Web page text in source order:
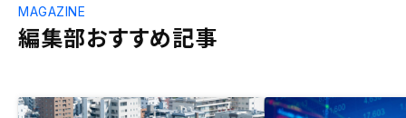
編集部おすすめ記事
MAGAZINE